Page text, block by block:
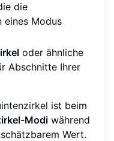
die
eines Modus
oder ähnliche
Abschnitte Ihrer
ist beim
Modi während
Wert.